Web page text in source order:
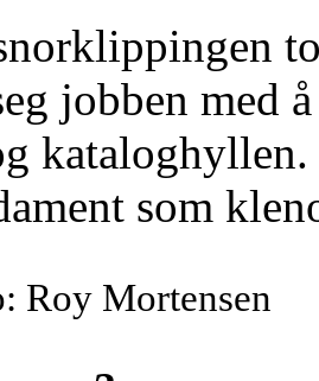
jobben med
som
Roy Mortensen